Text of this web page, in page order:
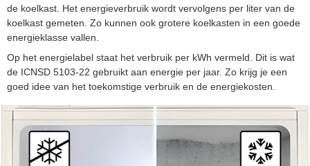
de koelkast. Het energieverbruik wordt vervolgens per liter van de
koelkast gemeten. Zo kunnen ook grotere koelkasten in een goede
energieklasse vallen.
Op het energielabel staat het verbruik per kWh vermeld. Dit is wat
de ICNSD 5103-22 gebruikt aan energie per jaar. Zo krijg je een
goed idee van het toekomstige verbruik en de energiekosten.